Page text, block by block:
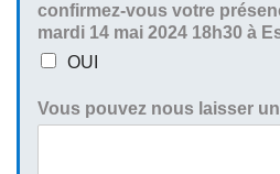
confirmez-vous votre
mardi 14 mai 2024 18h30 à
OUI
Vous pouvez nous laisser